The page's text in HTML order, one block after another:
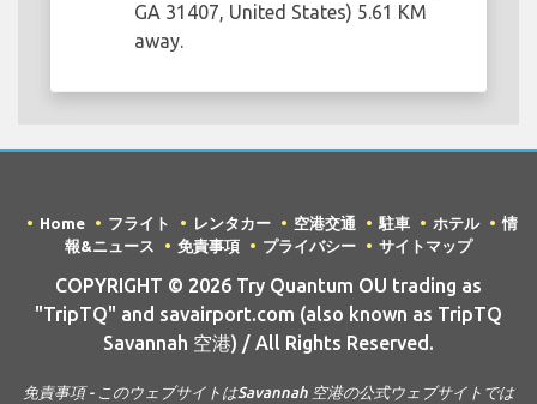
GA 31407, United States) 5.61 KM
away.
Home フライト レンタカー 空港交通 駐車 ホテル
情
報&ニュース
免責事項 プライバシー サイトマップ
COPYRIGHT © 2026 Try Quantum OU trading as
"TripTQ" and savairport.com (also known as TripTQ
Savannah 空港) / All Rights Reserved.
免責事項 - このウェブサイトはSavannah 空港の公式ウェブサイトでは